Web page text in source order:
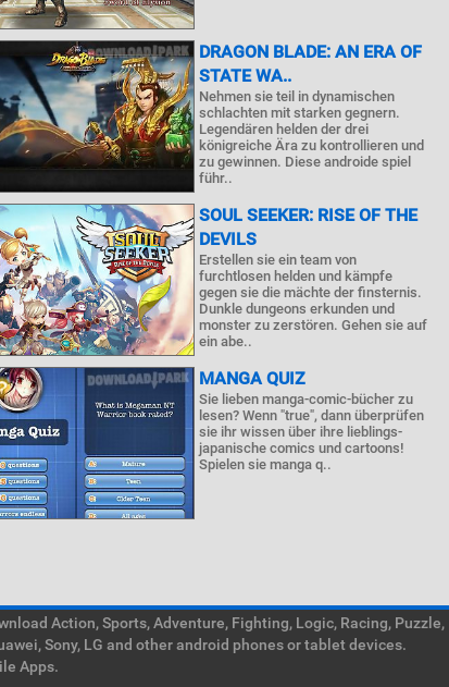
DRAGON BLADE: AN ERA OF
STATE WA..
Nehmen sie teil in dynamischen
schlachten mit starken gegnern.
Legendären helden der drei
königreiche Ära zu kontrollieren und
zu gewinnen. Diese androide spiel
führ..
SOUL SEEKER: RISE OF THE
DEVILS
Erstellen sie ein team von
furchtlosen helden und kämpfe
gegen sie die mächte der finsternis.
Dunkle dungeons erkunden und
monster zu zerstören. Gehen sie auf
ein abe..
MANGA QUIZ
Sie lieben manga-comic-bücher zu
lesen? Wenn "true", dann überprüfen
sie ihr wissen über ihre lieblings-
japanische comics und cartoons!
Spielen sie manga q..
Action, Sports, Adventure, Fighting, Logic, Racing, Puzzle,
Sony, LG and other android phones or tablet devices.
Apps.